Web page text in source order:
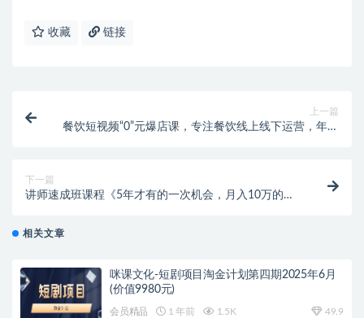
收藏 链接
上一篇
餐饮短视频“0”元爆店课，专注餐饮线上线下运营，年入
下一篇
讲师速成班课程《5年才有的一次机会，月入10万的永
相关文章
咪课文化-短剧项目淘金计划第四期2025年6月
(价值9980元)
会员精品 1 年前 1.5K 49.9